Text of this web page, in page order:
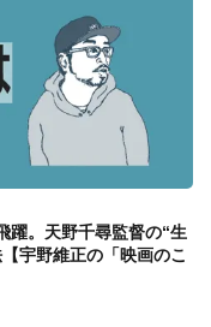
躍。天野千尋監督の“生
宇野維正の「映画のこ